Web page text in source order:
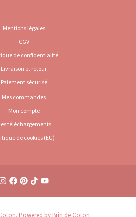
Mentions légales
CGV
de confidentialité
Livraison et retour
Paiement sécurisé
Mes commandes
Mon compte
téléchargements
de cookies (EU)
Powered by Brin de Coton